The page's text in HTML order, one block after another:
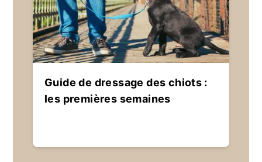
Guide de dressage des chiots :
les premières semaines